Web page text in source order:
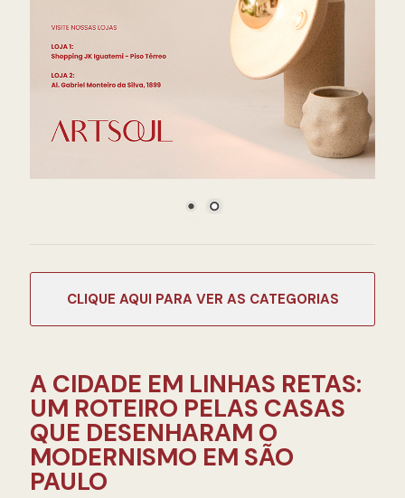
A CIDADE EM LINHAS RETAS:
UM ROTEIRO PELAS CASAS
QUE DESENHARAM O
MODERNISMO EM SÃO
PAULO
CATEGORIAS